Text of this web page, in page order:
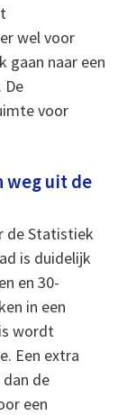
wel voor
gaan naar een
De
voor
weg uit de
de Statistiek
is duidelijk
en 30-
in een
wordt
Een extra
de
een